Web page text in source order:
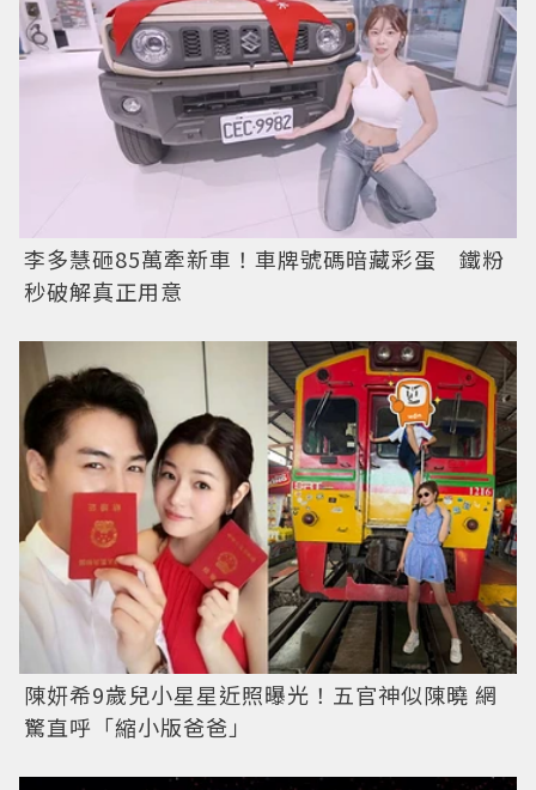
李多慧砸85萬牽新車！車牌號碼暗藏彩蛋 鐵粉
秒破解真正用意
陳妍希9歲兒小星星近照曝光！五官神似陳曉 網
驚直呼「縮小版爸爸」